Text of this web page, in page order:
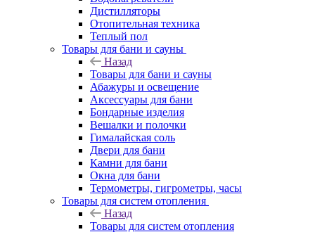
Дистилляторы
Отопительная техника
Теплый пол
Товары для бани и сауны
Назад
Товары для бани и сауны
Абажуры и освещение
Аксессуары для бани
Бондарные изделия
Вешалки и полочки
Гималайская соль
Двери для бани
Камни для бани
Окна для бани
Термометры, гигрометры, часы
Товары для систем отопления
Назад
Товары для систем отопления